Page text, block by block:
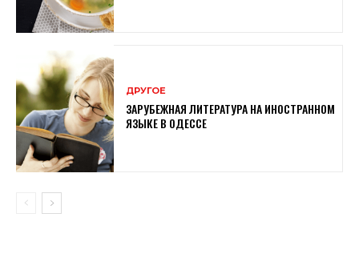
ДРУГОЕ
ЗАРУБЕЖНАЯ ЛИТЕРАТУРА НА ИНОСТРАННОМ
ЯЗЫКЕ В ОДЕССЕ